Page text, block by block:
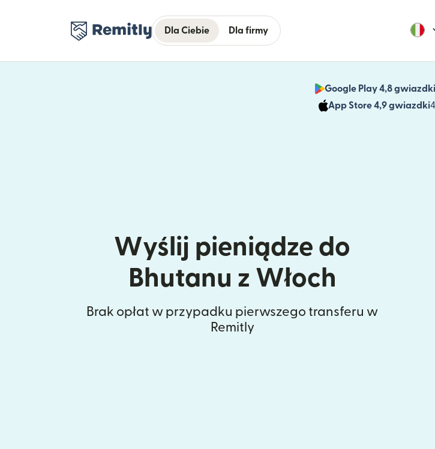
Dla Ciebie Dla firmy
Google Play 4,8 gwiazdki
App Store 4,9 gwiazdki
Wyślij pieniądze do
Bhutanu z Włoch
Brak opłat w przypadku pierwszego transferu w
Remitly